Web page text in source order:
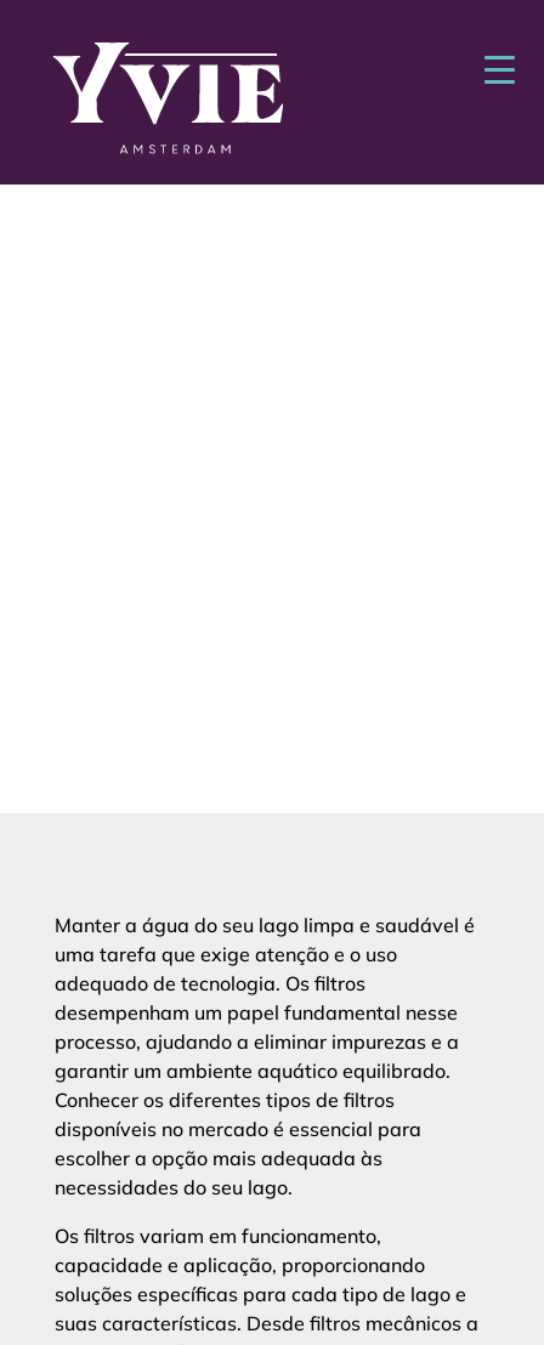
Manter a água do seu lago limpa e saudável é
uma tarefa que exige atenção e o uso
adequado de tecnologia. Os filtros
desempenham um papel fundamental nesse
processo, ajudando a eliminar impurezas e a
garantir um ambiente aquático equilibrado.
Conhecer os diferentes tipos de filtros
disponíveis no mercado é essencial para
escolher a opção mais adequada às
necessidades do seu lago.
Os filtros variam em funcionamento,
capacidade e aplicação, proporcionando
soluções específicas para cada tipo de lago e
suas características. Desde filtros mecânicos a